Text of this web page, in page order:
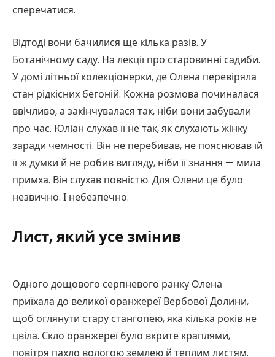
сперечатися.
Відтоді вони бачилися ще кілька разів. У
Ботанічному саду. На лекції про старовинні садиби.
У домі літньої колекціонерки, де Олена перевіряла
стан рідкісних бегоній. Кожна розмова починалася
ввічливо, а закінчувалася так, ніби вони забували
про час. Юліан слухав її не так, як слухають жінку
заради чемності. Він не перебивав, не пояснював їй
її ж думки й не робив вигляду, ніби її знання — мила
примха. Він слухав повністю. Для Олени це було
незвично. І небезпечно.
Лист, який усе змінив
Одного дощового серпневого ранку Олена
приїхала до великої оранжереї Вербової Долини,
щоб оглянути стару стангопею, яка кілька років не
цвіла. Скло оранжереї було вкрите краплями,
повітря пахло вологою землею й теплим листям.